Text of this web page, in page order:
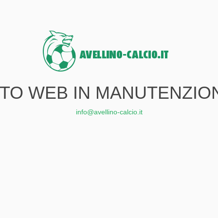
WEB IN
info@avellino-calcio.it